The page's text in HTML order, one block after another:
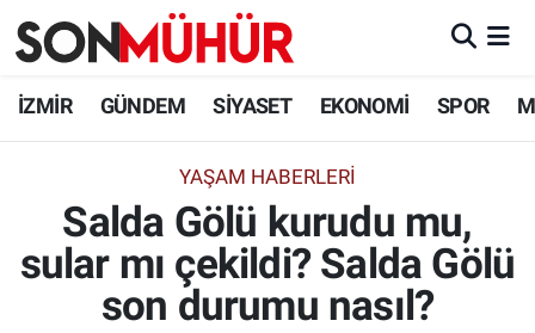
İZMİR GÜNDEM SİYASET EKONOMİ SPOR
YAŞAM HABERLERI
Salda Gölü kurudu mu,
sular mı çekildi? Salda Gölü
son durumu nasıl?
İzmir Nöbetçi Eczaneler
İzmir Namaz Vakitleri
İzmir Trafik Yoğunluk Haritası